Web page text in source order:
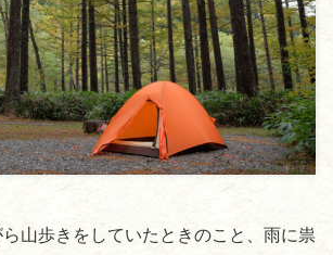
山歩きをしていたときのこと、雨に祟